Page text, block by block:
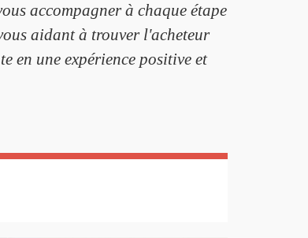
accompagner à chaque étape
aidant à trouver l'acheteur
en une expérience positive et